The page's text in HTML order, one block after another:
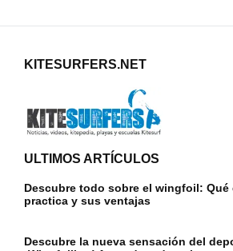
KITESURFERS.NET
ULTIMOS ARTÍCULOS
Descubre todo sobre el wingfoil: Qué
practica y sus ventajas
Descubre la nueva sensación del